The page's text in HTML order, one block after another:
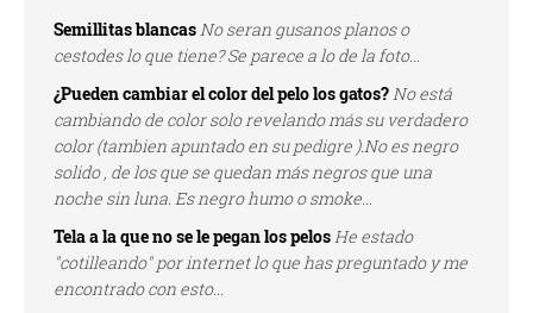
Semillitas blancasNo seran gusanos planos o
cestodes lo que tiene? Se parece a lo de la foto...
¿Pueden cambiar el color del pelo los gatos?No está
cambiando de color solo revelando más su verdadero
color (tambien apuntado en su pedigre ).No es negro
solido , de los que se quedan más negros que una
noche sin luna. Es negro humo o smoke...
Tela a la que no se le pegan los pelosHe estado
"cotilleando" por internet lo que has preguntado y me
encontrado con esto...